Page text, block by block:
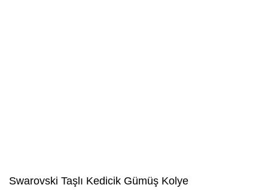
Swarovski Taşlı Kedicik Gümüş Kolye